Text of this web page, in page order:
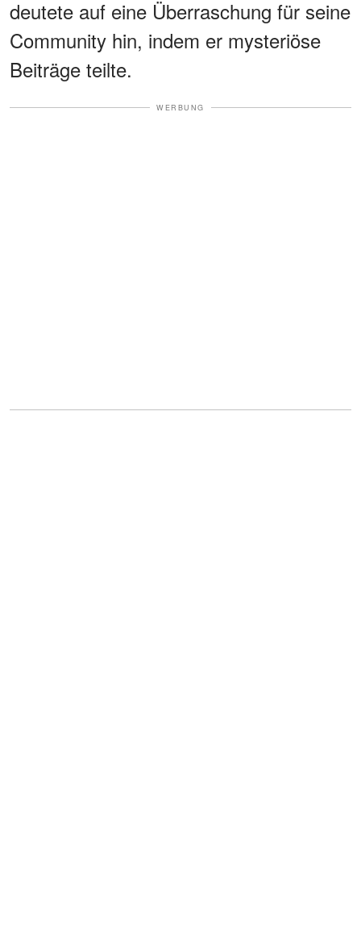
deutete auf eine Überraschung für seine
Community hin, indem er mysteriöse
Beiträge teilte.
WERBUNG